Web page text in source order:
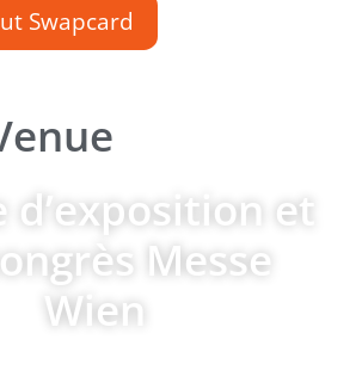
Swapcard
d’exposition et
Messe
Wien